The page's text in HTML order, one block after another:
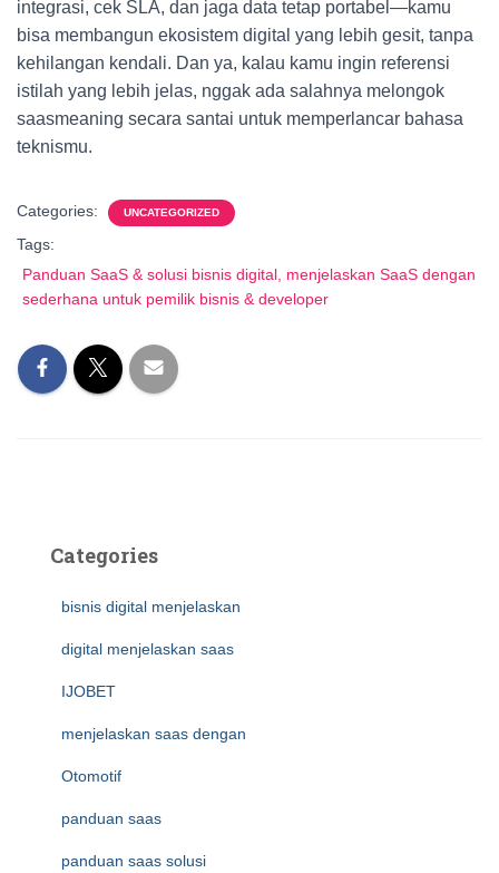
integrasi, cek SLA, dan jaga data tetap portabel—kamu
bisa membangun ekosistem digital yang lebih gesit, tanpa
kehilangan kendali. Dan ya, kalau kamu ingin referensi
istilah yang lebih jelas, nggak ada salahnya melongok
saasmeaning secara santai untuk memperlancar bahasa
teknismu.
Categories: UNCATEGORIZED
Tags:
Panduan SaaS & solusi bisnis digital, menjelaskan SaaS dengan
sederhana untuk pemilik bisnis & developer
Categories
bisnis digital menjelaskan
digital menjelaskan saas
IJOBET
menjelaskan saas dengan
Otomotif
panduan saas
panduan saas solusi